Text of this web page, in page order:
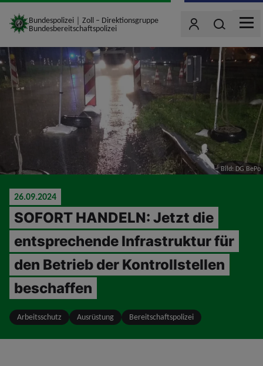
jumpToMain
site_logoBundespolizei｜Zoll – Direktionsgruppe
Bundesbereitschaftspolizei
BenutzerWonach
MENU
Bild: DG BePo
26.09.2024
SOFORT HANDELN: Jetzt die
entsprechende Infrastruktur für
den Betrieb der Kontrollstellen
beschaffen
Arbeitsschutz Ausrüstung Bereitschaftspolizei